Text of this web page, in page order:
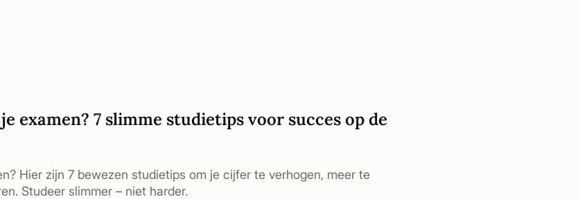
examen? 7 slimme studietips voor succes op de
Hier zijn 7 bewezen studietips om je cijfer te verhogen, meer te
Studeer slimmer – niet harder.